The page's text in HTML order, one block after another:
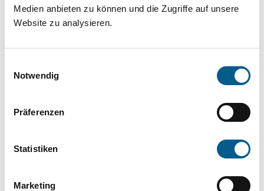
Medien anbieten zu können und die Zugriffe auf unsere
Website zu analysieren.
Notwendig
Präferenzen
Statistiken
Marketing
beachten.
Bitte Suchbegriff eingeben. Ergebnisse
können durch die Wahl von Bereichen oder
Suchen